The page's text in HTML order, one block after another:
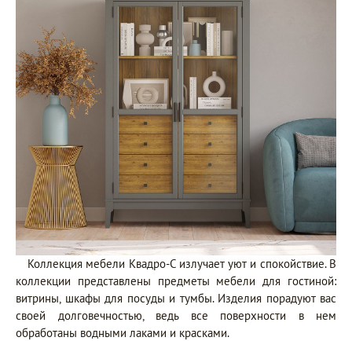
Коллекция мебели Квадро-С излучает уют и спокойствие. В
коллекции представлены предметы мебели для гостиной:
витрины, шкафы для посуды и тумбы. Изделия порадуют вас
своей долговечностью, ведь все поверхности в нем
обработаны водными лаками и красками.